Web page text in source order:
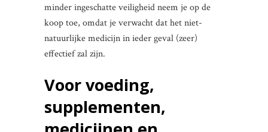
minder ingeschatte veiligheid neem je op de
koop toe, omdat je verwacht dat het niet-
natuurlijke medicijn in ieder geval (zeer)
effectief zal zijn.
Voor voeding,
supplementen,